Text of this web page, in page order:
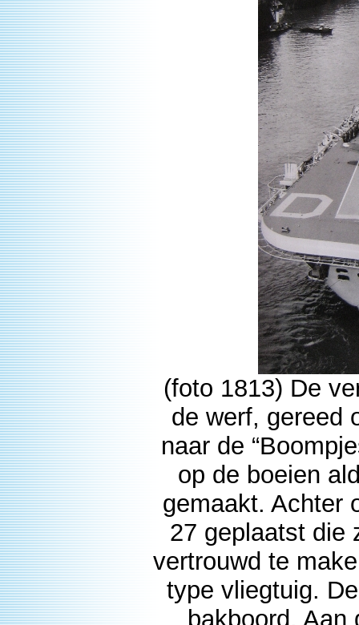
(foto 1813) De
de werf, gereed
naar de
op de boeien
gemaakt.
27 geplaatst die
vertrouwd te
type vliegtuig.
bakboord.